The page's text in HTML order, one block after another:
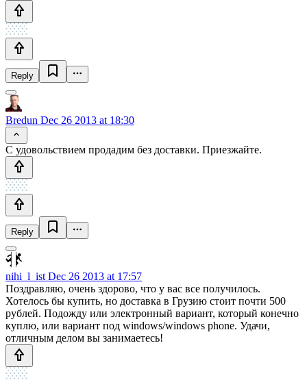
Reply
Bredun Dec 26 2013 at 18:30
С удовольствием продадим без доставки. Приезжайте.
Reply
nihi_l_ist Dec 26 2013 at 17:57
Поздравляю, очень здорово, что у вас все получилось.
Хотелось бы купить, но доставка в Грузию стоит почти 500
рублей. Подожду или электронный вариант, который конечно
куплю, или вариант под windows/windows phone. Удачи,
отличным делом вы занимаетесь!